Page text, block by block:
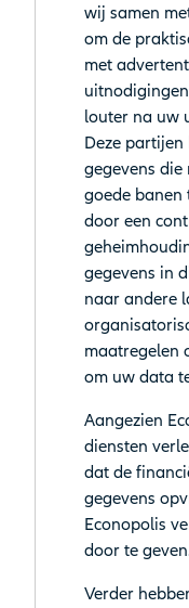
wij samen
om de
met
louter na uw
Deze
gegevens die
goede banen
door een
gegevens in
naar andere
maatregelen
om uw data
Aangezien
diensten
dat de
gegevens
Econopolis
door te
Verder